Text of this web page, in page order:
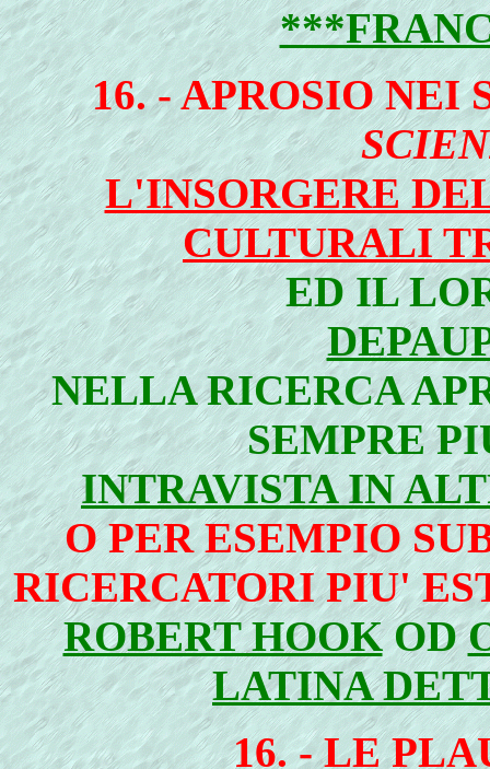
16. - APROSIO NEI
L'INSORGERE
CULTURALI
ED IL
NELLA RICERCA
SEMPRE
INTRAVISTA IN
O PER ESEMPIO
RICERCATORI PIU'
ROBERT HOOKOD
LATINA
16. - LE